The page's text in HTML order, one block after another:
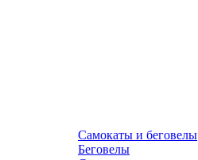
Самокаты и беговелы
Беговелы